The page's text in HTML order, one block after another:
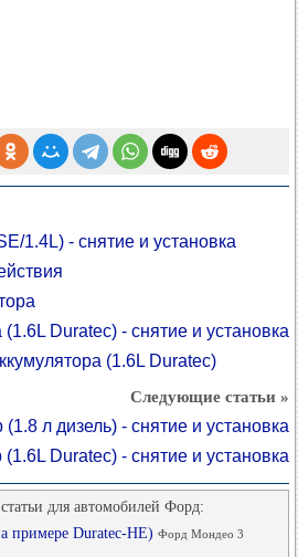
1.4L) - снятие и установка
Duratec) - снятие и установка
(1.6L Duratec)
Следующие статьи »
(1.8 л дизель) - снятие и установка
(1.6L Duratec) - снятие и установка
для автомобилей Форд:
примере Duratec-HE) Форд Мондео 3